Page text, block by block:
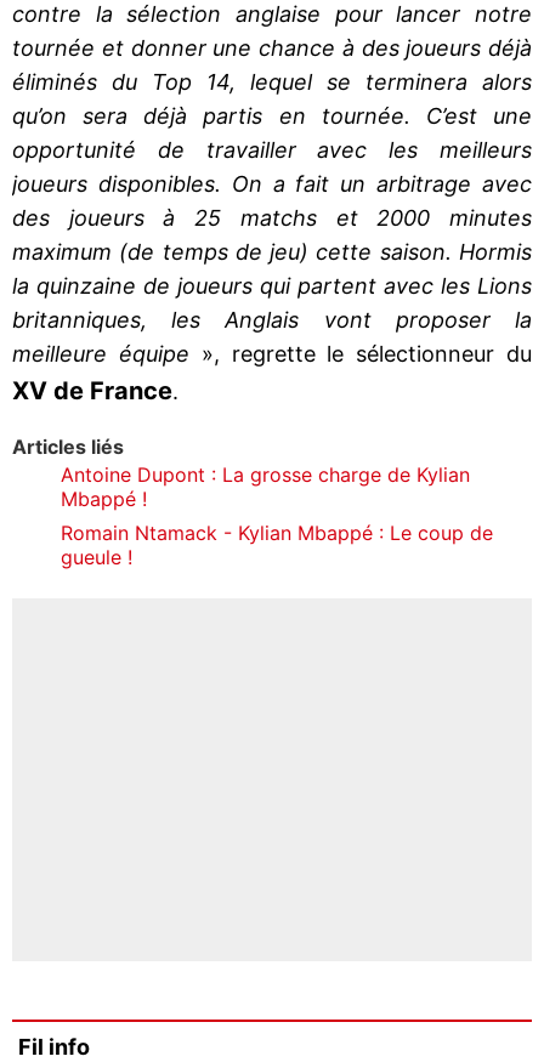
contre la sélection anglaise pour lancer notre
tournée et donner une chance à des joueurs déjà
éliminés du Top 14, lequel se terminera alors
qu’on sera déjà partis en tournée. C’est une
opportunité de travailler avec les meilleurs
joueurs disponibles. On a fait un arbitrage avec
des joueurs à 25 matchs et 2000 minutes
maximum (de temps de jeu) cette saison. Hormis
la quinzaine de joueurs qui partent avec les Lions
britanniques, les Anglais vont proposer la
meilleure équipe », regrette le sélectionneur du
XV de France.
Articles liés
Antoine Dupont : La grosse charge de Kylian
Mbappé !
Romain Ntamack - Kylian Mbappé : Le coup de
gueule !
Fil info